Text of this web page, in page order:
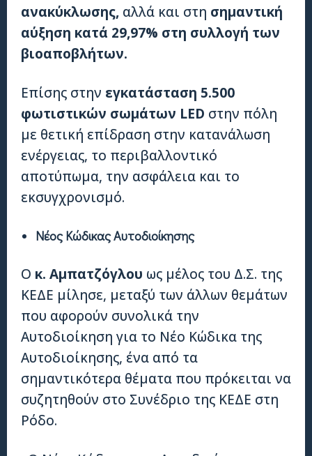
ανακύκλωσης, αλλά και στη σημαντική
αύξηση κατά 29,97% στη συλλογή των
βιοαποβλήτων.
Επίσης στην εγκατάσταση 5.500
φωτιστικών σωμάτων LED στην πόλη
με θετική επίδραση στην κατανάλωση
ενέργειας, το περιβαλλοντικό
αποτύπωμα, την ασφάλεια και το
εκσυγχρονισμό.
Νέος Κώδικας Αυτοδιοίκησης
Ο κ. Αμπατζόγλου ως μέλος του Δ.Σ. της
ΚΕΔΕ μίλησε, μεταξύ των άλλων θεμάτων
που αφορούν συνολικά την
Αυτοδιοίκηση για το Νέο Κώδικα της
Αυτοδιοίκησης, ένα από τα
σημαντικότερα θέματα που πρόκειται να
συζητηθούν στο Συνέδριο της ΚΕΔΕ στη
Ρόδο.